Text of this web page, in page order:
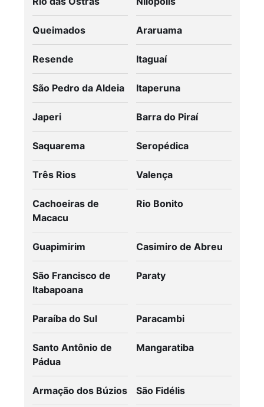
Queimados Araruama
Resende Itaguaí
São Pedro da Aldeia Itaperuna
Japeri Barra do Piraí
Saquarema Seropédica
Três Rios Valença
Cachoeiras de
Macacu
Rio Bonito
Guapimirim Casimiro de Abreu
São Francisco de
Itabapoana
Paraty
Paraíba do Sul Paracambi
Santo Antônio de
Pádua
Mangaratiba
Armação dos Búzios São Fidélis